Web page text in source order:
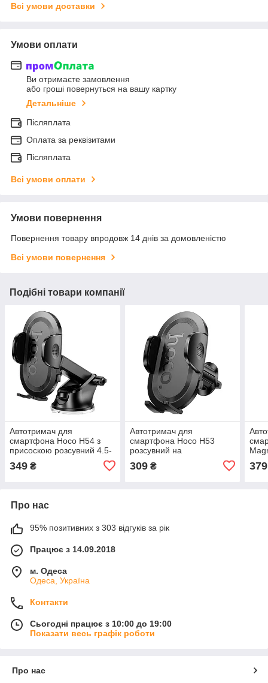
Всі умови доставки
Умови оплати
Ви отримаєте замовлення
або гроші повернуться на вашу картку
Детальніше
Післяплата
Оплата за реквізитами
Післяплата
Всі умови оплати
Умови повернення
Повернення товару впродовж 14 днів за домовленістю
Всі умови повернення
Подібні товари компанії
Автотримач для
смартфона Hoco H54 з
присоскою розсувний 4.5-
349 ₴
Автотримач для
смартфона Hoco H53
розсувний на
вентиляційну решітку 4.5-
7 дюймів чорний
309₴ 379
Про нас
95% позитивних з 303 відгуків за рік
Працює з 14.09.2018
м. Одеса
Одеса, Україна
Контакти
Сьогодні працює з 10:00 до 19:00
Показати весь графік роботи
Про нас